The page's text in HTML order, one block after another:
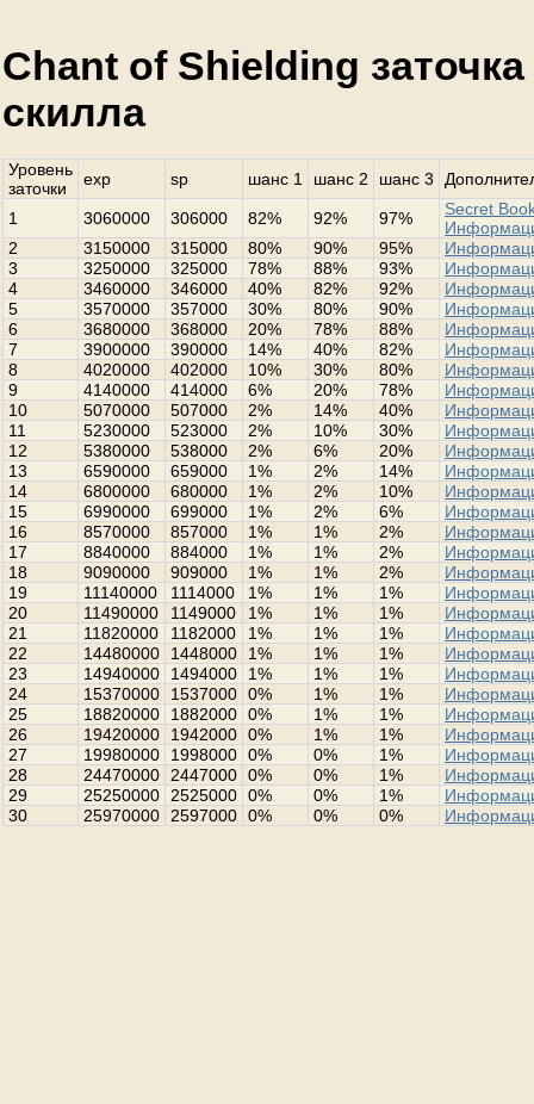
Chant of Shielding
скилла
Уровень
заточки
exp sp шанс 1 шанс 2 шанс 3
1 3060000 306000 82% 92% 97%
Secret
2
3150000 315000 80% 90% 95%
3
3250000 325000 78% 88% 93%
4
3460000 346000 40% 82% 92%
5
3570000 357000 30% 80% 90%
6
3680000 368000 20% 78% 88%
7
3900000 390000 14% 40% 82%
8
4020000 402000 10% 30% 80%
9
4140000 414000 6% 20% 78%
10
5070000 507000 2% 14% 40%
11
5230000 523000 2% 10% 30%
12
5380000 538000 2% 6% 20%
13
6590000 659000 1% 2% 14%
14
6800000 680000 1% 2% 10%
15
6990000 699000 1% 2% 6%
16
8570000 857000 1% 1% 2%
17
8840000 884000 1% 1% 2%
18
9090000 909000 1% 1% 2%
19
11140000 1114000 1% 1% 1%
20
11490000 1149000 1% 1% 1%
21
11820000 1182000 1% 1% 1%
22
14480000 1448000 1% 1% 1%
23
14940000 1494000 1% 1% 1%
24
15370000 1537000 0% 1% 1%
25
18820000 1882000 0% 1% 1%
26
19420000 1942000 0% 1% 1%
27
19980000 1998000 0% 0% 1%
28
24470000 2447000 0% 0% 1%
29
25250000 2525000 0% 0% 1%
30
25970000 2597000 0% 0% 0%